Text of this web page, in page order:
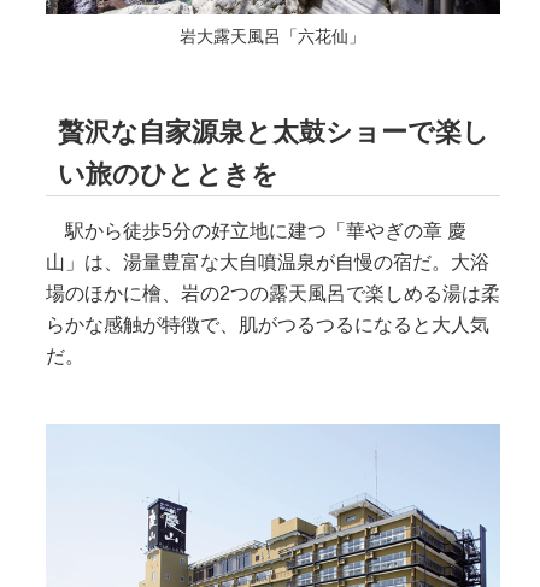
岩大露天風呂「六花仙」
贅沢な自家源泉と太鼓ショーで楽し
い旅のひとときを
駅から徒歩5分の好立地に建つ「華やぎの章 慶
山」は、湯量豊富な大自噴温泉が自慢の宿だ。大浴
場のほかに檜、岩の2つの露天風呂で楽しめる湯は柔
らかな感触が特徴で、肌がつるつるになると大人気
だ。